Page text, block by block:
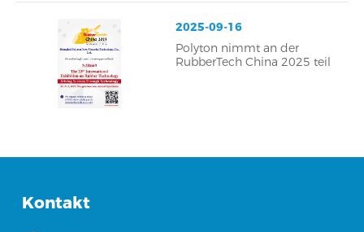
2025-09-16
Polyton nimmt an der
RubberTech China 2025 teil
Kontakt